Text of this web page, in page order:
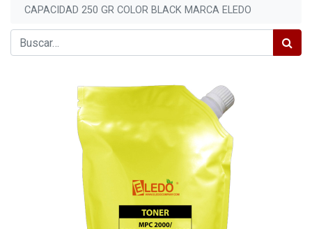
CAPACIDAD 250 GR COLOR BLACK MARCA ELEDO